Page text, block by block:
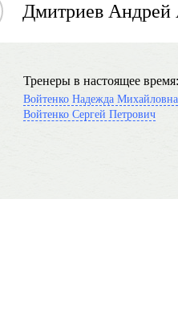
Дмитриев Андрей
Тренеры в настоящее время:
Войтенко Надежда Михайловна
Войтенко Сергей Петрович